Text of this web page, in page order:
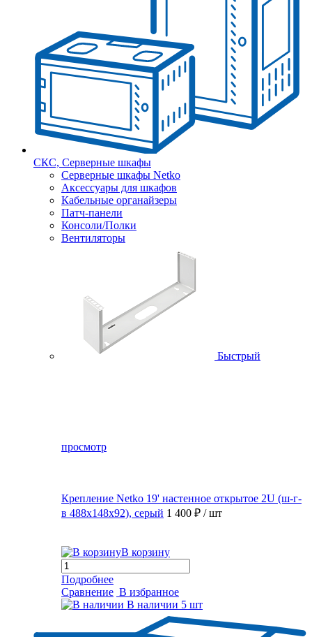
СКС, Серверные шкафы
Серверные шкафы Netko
Аксессуары для шкафов
Кабельные органайзеры
Патч-панели
Консоли/Полки
Вентиляторы
Быстрый
просмотр
Крепление Netko 19' настенное открытое 2U (ш-г-
в 488х148х92), серый 1 400 ₽ / шт
В корзину
Подробнее
Сравнение В избранное
В наличии 5 шт